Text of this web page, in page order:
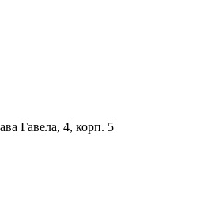
Гавела, 4, корп. 5